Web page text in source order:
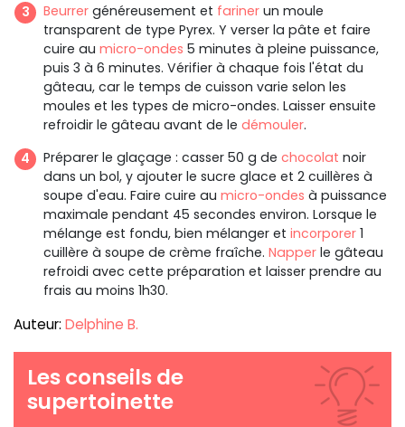
Beurrer généreusement et fariner un moule
transparent de type Pyrex. Y verser la pâte et faire
cuire au micro-ondes 5 minutes à pleine puissance,
puis 3 à 6 minutes. Vérifier à chaque fois l'état du
gâteau, car le temps de cuisson varie selon les
moules et les types de micro-ondes. Laisser ensuite
refroidir le gâteau avant de le démouler.
Préparer le glaçage : casser 50 g de chocolat noir
dans un bol, y ajouter le sucre glace et 2 cuillères à
soupe d'eau. Faire cuire au micro-ondes à puissance
maximale pendant 45 secondes environ. Lorsque le
mélange est fondu, bien mélanger et incorporer 1
cuillère à soupe de crème fraîche. Napper le gâteau
refroidi avec cette préparation et laisser prendre au
frais au moins 1h30.
Auteur: Delphine B.
Les conseils de
supertoinette